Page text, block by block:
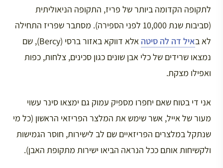
לתקופה הקדומה ביותר של פריז, התקופה הניאוליתית
(סביבות שנת 10,000 לפני הספירה). מסתבר שפריז התחילה
לא באיל דה לה סיטה
אלא דווקא באזור ברסי (Bercy), שם
נמצאו שרידים של כלי אבן שונים כגון סכינים, צלחות, כפות
ואפילו מצקת.
אני די בטוח שאם יחפרו מספיק עמוק גם ימצאו סינר עשוי
מעור של אייל, אשר שימש את המלצר הפריזאי הראשון (כל מי
שנתקל במלצרים הפריזאיים שם לב לישירות, חוסר הגמישות
ולקשיחות אותם ככל הנראה הביאו ישירות מתקופת האבן).